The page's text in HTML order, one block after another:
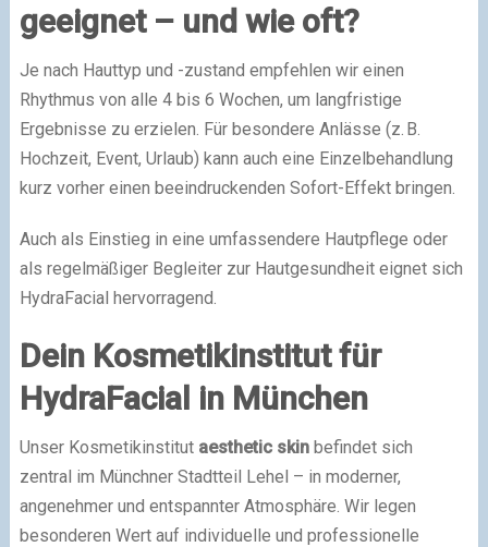
geeignet – und wie oft?
Je nach Hauttyp und -zustand empfehlen wir einen
Rhythmus von alle 4 bis 6 Wochen, um langfristige
Ergebnisse zu erzielen. Für besondere Anlässe (z. B.
Hochzeit, Event, Urlaub) kann auch eine Einzelbehandlung
kurz vorher einen beeindruckenden Sofort-Effekt bringen.
Auch als Einstieg in eine umfassendere Hautpflege oder
als regelmäßiger Begleiter zur Hautgesundheit eignet sich
HydraFacial hervorragend.
Dein Kosmetikinstitut für
HydraFacial in München
Unser Kosmetikinstitut aesthetic skinbefindet sich
zentral im Münchner Stadtteil Lehel – in moderner,
angenehmer und entspannter Atmosphäre. Wir legen
besonderen Wert auf individuelle und professionelle